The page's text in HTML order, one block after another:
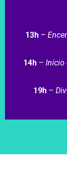
13h –
14h– Início
19h –